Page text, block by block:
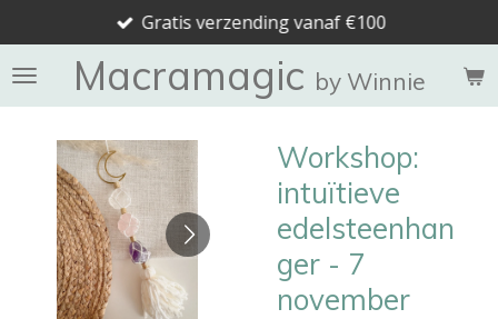
direct
naar
de
Macramagic by Winnie
Gratis verzending vanaf €100
Workshop:
intuïtieve
edelsteenhan
ger - 7
november